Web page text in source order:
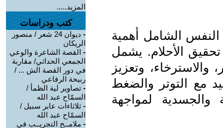
النفس الشامل أهمية
الأحلام. يشمل
والاسترخاء، وتعزيز
مع التوتر والضغط
لمواجهة
المزيد.....
كتب ودراسات
-
ديوان 24 شعر / منصور
الريكان
- القصة الشاعرة والوعي
الجمعي الحداثي/ مقاربة
في دور القصة الش ... /
ربيحة الرفاعي
- تصاوير لية الظمأ /
السمّاح عبد الله
- ثلاثاءات عابر سبيل /
السمّاح عبد الله
- ملامــح التجريــب في